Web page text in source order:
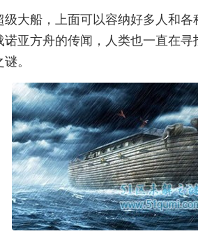
级大船，上面可以容纳好多人和
亚方舟的传闻，人类也一直在
。